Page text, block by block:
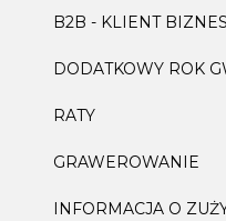
B2B - KLIENT
DODATKOWY ROK
RATY
GRAWEROWANIE
INFORMACJA O